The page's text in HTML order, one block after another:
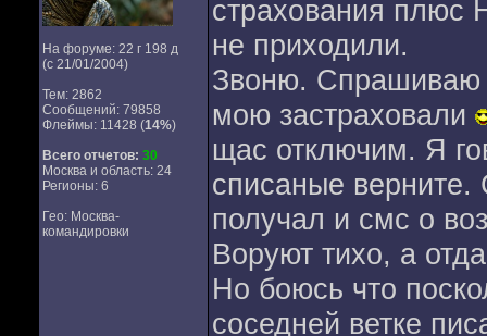
На форуме: 22 г 198 д
(с 21/01/2004)
Тем: 2862
Сообщений: 79858
Флеймы: 11428 (14%)
Всего отчетов: 30
Москва и область: 24
Регионы: 6
Гео: Москва-
командировки
страхования
не приходили.
Звоню. Спрашиваю
мою застраховали
щас отключим. Я
списаные верните.
получал и смс о
Воруют тихо, а
Но боюсь что
соседней ветке